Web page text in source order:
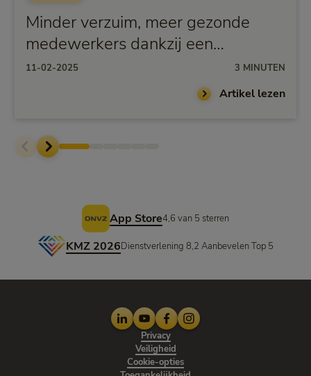
Minder verzuim, meer gezonde
medewerkers dankzij een
werkgeversbijdrage
11-02-2025 3 MINUTEN
Artikel lezen
App Store4,6 van 5 sterren
KMZ 2026Dienstverlening 8,2 Aanbevelen Top 5
LinkedIn
YoutubeFacebook
Instagram
Privacy
Veiligheid
Cookie-opties